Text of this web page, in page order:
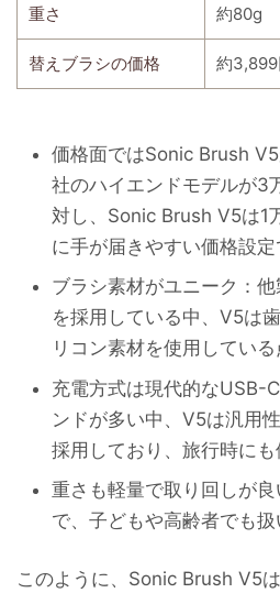
重さ 約80g
替えブラシの価格 約3,899
価格面ではSonic Brush
社のハイエンドモデルが3
対し、Sonic Brush V5は1
に手が届きやすい価格設定
ブラシ素材がユニーク：
を採用している中、V5は
リコン素材を使用している
充電方式は現代的なUSB-
ンドが多い中、V5は汎用
採用しており、旅行時にも
重さも軽量で取り回しが
で、子どもや高齢者でも扱
このように、Sonic Brush V5